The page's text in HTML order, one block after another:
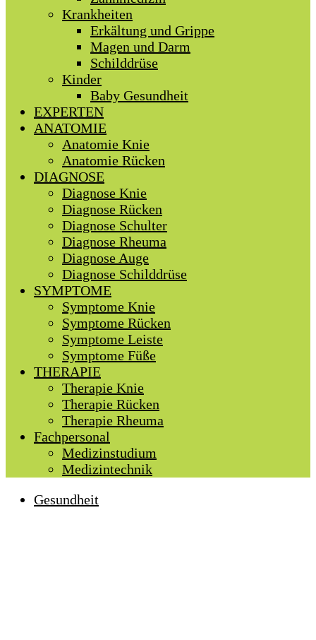
Krankheiten
Erkältung und Grippe
Magen und Darm
Schilddrüse
Kinder
Baby Gesundheit
EXPERTEN
ANATOMIE
Anatomie Knie
Anatomie Rücken
DIAGNOSE
Diagnose Knie
Diagnose Rücken
Diagnose Schulter
Diagnose Rheuma
Diagnose Auge
Diagnose Schilddrüse
SYMPTOME
Symptome Knie
Symptome Rücken
Symptome Leiste
Symptome Füße
THERAPIE
Therapie Knie
Therapie Rücken
Therapie Rheuma
Fachpersonal
Medizinstudium
Medizintechnik
Gesundheit